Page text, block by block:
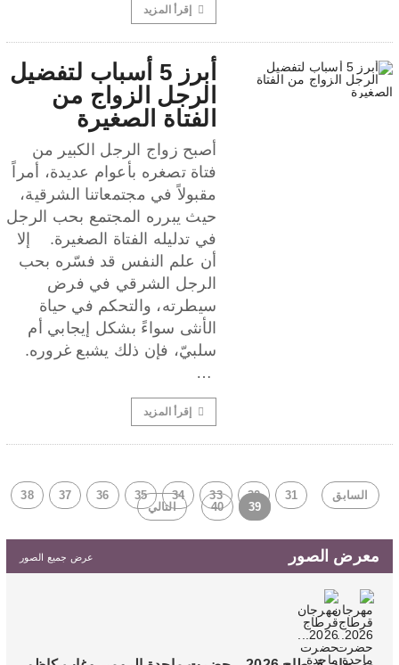
إقرأ المزيد
أبرز 5 أسباب لتفضيل
الرجل الزواج من
الفتاة الصغيرة
أصبح زواج الرجل الكبير من
فتاة تصغره بأعوام عديدة، أمراً
مقبولاً في مجتمعاتنا الشرقية،
حيث يبرره المجتمع بحب الرجل
في تدليله الفتاة الصغيرة. إلا
أن علم النفس قد فسّره بحب
الرجل الشرقي في فرض
سيطرته، والتحكم في حياة
الأنثى سواءً بشكل إيجابي أم
سلبيّ، فإن ذلك يشبع غروره.
…
إقرأ المزيد
السابق 31
32
33
34
35
36
37
38
39
40 التالي
معرض الصور عرض جميع الصور